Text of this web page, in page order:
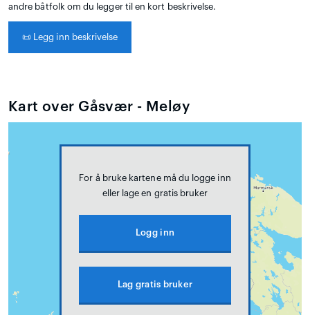
andre båtfolk om du legger til en kort beskrivelse.
📜 Legg inn beskrivelse
Kart over Gåsvær - Meløy
For å bruke kartene må du logge inn
eller lage en gratis bruker
Logg inn
Lag gratis bruker